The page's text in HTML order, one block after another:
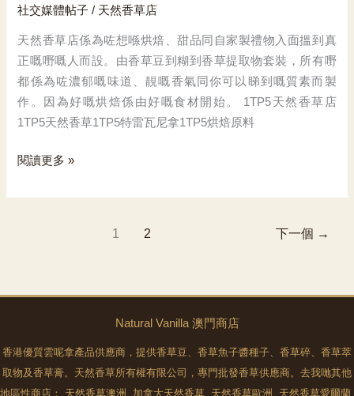
社交媒體帖子 / 天然香草店
天然香草店係為咗想喺烘焙、甜品同自家製禮物入面搵到真
正嘅嘢嘅人而設。由香草豆到糊到香草提取物套裝，所有嘢
都係為咗濃郁嘅味道、靚嘅香氣同你可以睇到嘅質素而製
作。因為好嘅烘焙係由好嘅食材開始。 1TP5天然香草店
1TP5天然香草1TP5特雷瓦尼拿1TP5烘焙原料
天
香
閱讀更多 »
1 2 下一個 →
Natural Vanilla 澳門商店
香港優質雲呢拿產品供應商，提供香草豆、香草魚子醬種子、香草碎、香草萃
取物及香草膏。天然香草所有權有限公司，專門批發香草供應商。去我哋其他
地區性商店： 天然香草澳洲 加拿大天然香草 天然香草歐洲 天然香草愛爾蘭